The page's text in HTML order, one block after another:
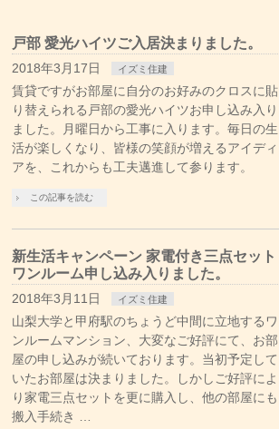
戸部 愛光ハイツご入居決まりました。
2018年3月17日 イズミ住建
賃貸ですがお部屋に自分のお好みのクロスに貼
り替えられる戸部の愛光ハイツお申し込み入り
ました。月曜日から工事に入ります。毎日の生
活が楽しくなり、皆様の笑顔が増えるアイディ
アを、これからも工夫邁進して参ります。
この記事を読む
新生活キャンペーン 家電付き三点セット
ワンルーム申し込み入りました。
2018年3月11日 イズミ住建
山梨大学と甲府駅のちょうど中間に立地するワ
ンルームマンション、大変なご好評にて、お部
屋の申し込みが続いております。当初予定して
いたお部屋は決まりました。しかしご好評によ
り家電三点セットを更に購入し、他の部屋にも
搬入手続き …